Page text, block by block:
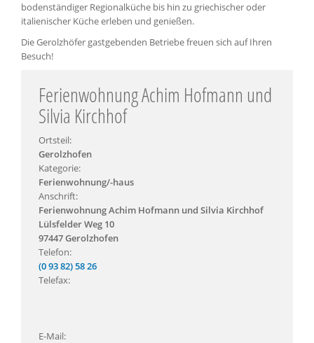
bodenständiger Regionalküche bis hin zu griechischer oder
italienischer Küche erleben und genießen.
Die Gerolzhöfer gastgebenden Betriebe freuen sich auf Ihren
Besuch!
Ferienwohnung Achim Hofmann und
Silvia Kirchhof
Ortsteil:
Gerolzhofen
Kategorie:
Ferienwohnung/-haus
Anschrift:
Ferienwohnung Achim Hofmann und Silvia Kirchhof
Lülsfelder Weg 10
97447 Gerolzhofen
Telefon:
(0 93 82) 58 26
Telefax:
E-Mail: